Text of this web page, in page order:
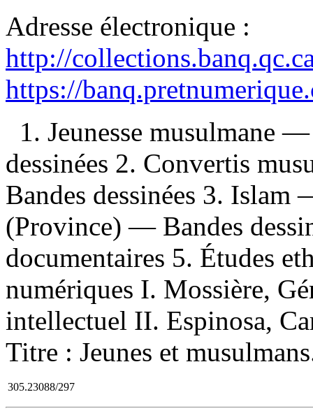
Adresse électronique :
http://
https://
1. Jeunesse musulmane
dessinées 2. Convertis
Bandes dessinées 3.
(Province) — Bandes
documentaires 5. Études
numériques I. Mossière,
intellectuel II. Espinosa,
Titre : Jeunes et
305.23088/297